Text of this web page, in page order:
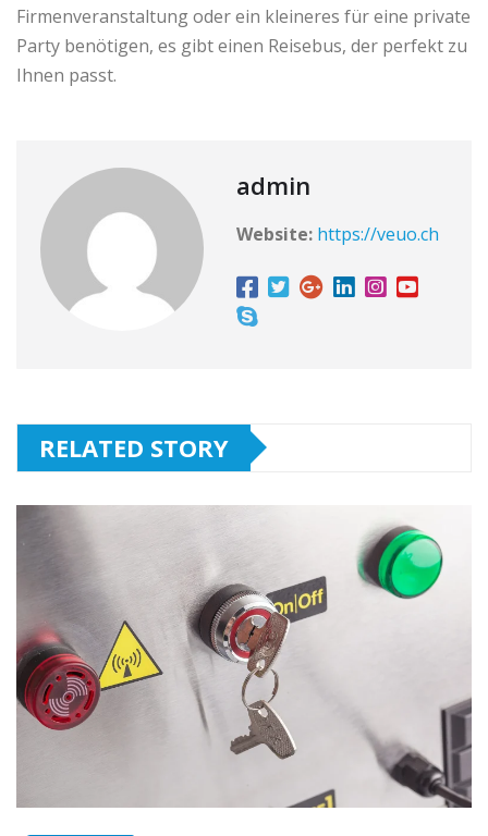
Firmenveranstaltung oder ein kleineres für eine private
Party benötigen, es gibt einen Reisebus, der perfekt zu
Ihnen passt.
admin
Website: https://veuo.ch
RELATED STORY